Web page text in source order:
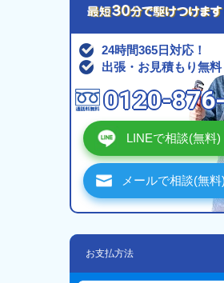
24時間365日対応！
出張・お見積もり無料
0120-
LINEで相談(無料)
メールで相談(無料)
お支払方法